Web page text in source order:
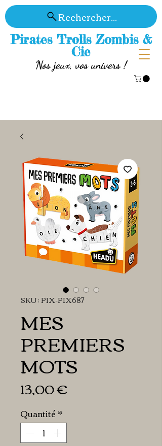
Pirates Trolls Zombis &
Cie
Nos jeux, vos univers !
Rechercher...
SKU : PIX-PIX687
MES
PREMIERS
MOTS
13,00 €Prix
Quantité *